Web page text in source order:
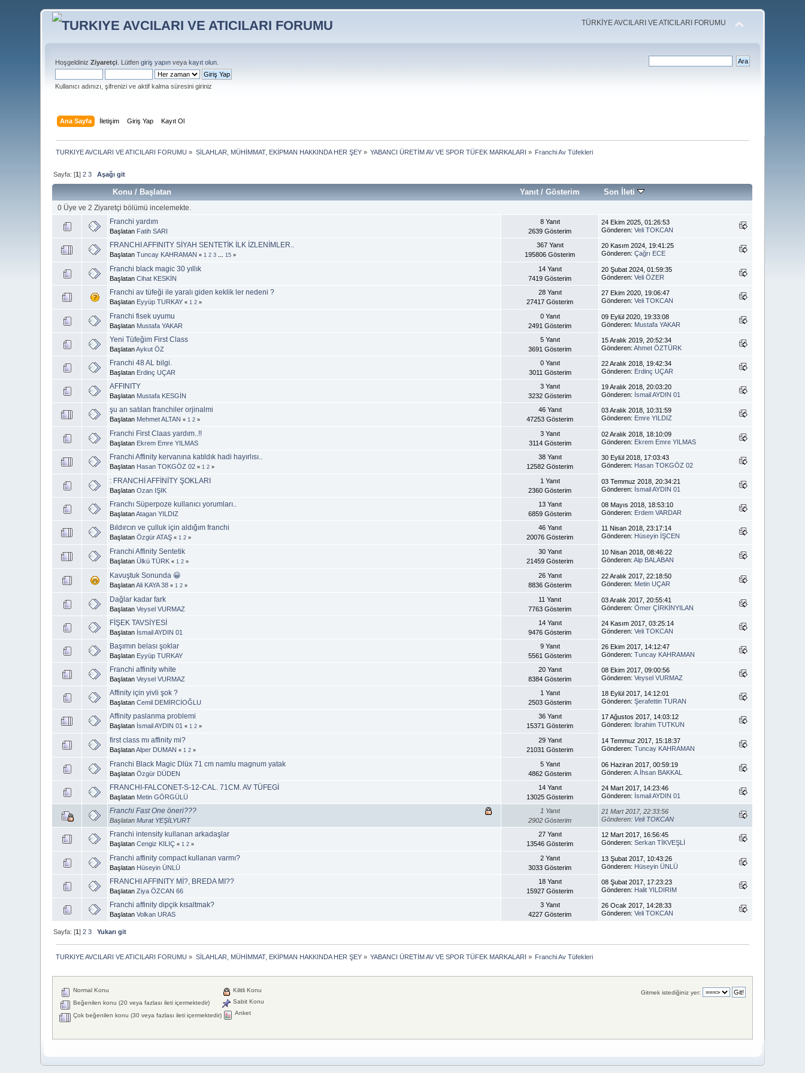
TÜRKİYE AVCILARI VE ATICILARI FORUMU
HoşgeldinizZiyaretçi . Lütfengiriş yapın veyakayıt olun
Kullanıcı adınızı, şifrenizi ve aktif kalma süresini giriniz
Ana Sayfa İletişim Giriş Yap Kayıt Ol
TURKIYE AVCILARI VE ATICILARI FORUMU » SİLAHLAR, MÜHİMMAT, EKİPMAN HAKKINDA HER ŞEY» YABANCI ÜRETİM AV VE SPOR TÜFEK MARKALARI » Franchi Av Tüfekleri
Sayfa: [1]2 3 Aşağı git
Konu /Başlatan Yanıt/ Gösterim Son İleti
0 Üye ve 2 Ziyaretçi bölümü incelemekte.
Franchi yardım
Başlatan Fatih SARI
8 Yanıt
2639 Gösterim
24 Ekim 2025, 01:26:53
Gönderen:Veli TOKCAN
FRANCHI AFFINITY SİYAH SENTETİK İLK İZLENİMLER..
BaşlatanTuncay KAHRAMAN « 1 2 3 15 »
367 Yanıt
195806 Gösterim
20 Kasım 2024, 19:41:25
Gönderen:Çağrı ECE
Franchi black magic 30 yıllık
BaşlatanCihat KESKİN
14 Yanıt
7419 Gösterim
20 Şubat 2024, 01:59:35
Gönderen:Veli ÖZER
Franchi av tüfeği ile yaralı giden keklik ler nedeni ?
Başlatan Eyyüp TURKAY « 1 2 »
28 Yanıt
27417 Gösterim
27 Ekim 2020, 19:06:47
Gönderen:Veli TOKCAN
Franchi fisek uyumu
Başlatan Mustafa YAKAR
0 Yanıt
2491 Gösterim
09 Eylül 2020, 19:33:08
Gönderen: Mustafa YAKAR
Yeni Tüfeğim First Class
BaşlatanAykut ÖZ
5 Yanıt
3691 Gösterim
15 Aralık 2019, 20:52:34
Gönderen:Ahmet ÖZTÜRK
Franchi 48 AL bilgi.
Başlatan Erdinç UÇAR
0 Yanıt
3011 Gösterim
22 Aralık 2018, 19:42:34
Gönderen: Erdinç UÇAR
AFFINITY
Başlatan Mustafa KESGİN
3 Yanıt
3232 Gösterim
19 Aralık 2018, 20:03:20
Gönderen: İsmail AYDIN 01
şu an satılan franchiler orjinalmi
Başlatan Mehmet ALTAN « 1 2 »
46 Yanıt
47253 Gösterim
03 Aralık 2018, 10:31:59
Gönderen: Emre YILDIZ
Franchi First Claas yardım..!!
Başlatan Ekrem Emre YILMAS
3 Yanıt
3114 Gösterim
02 Aralık 2018, 18:10:09
Gönderen: Ekrem Emre YILMAS
Franchi Affinity kervanına katıldık hadi hayırlısı..
Başlatan Hasan TOKGÖZ 02 « 1 2 »
38 Yanıt
12582 Gösterim
30 Eylül 2018, 17:03:43
Gönderen: Hasan TOKGÖZ 02
: FRANCHİ AFFİNİTY ŞOKLARI
BaşlatanOzan IŞIK
1 Yanıt
2360 Gösterim
03 Temmuz 2018, 20:34:21
Gönderen: İsmail AYDIN 01
Franchı Süperpoze kullanıcı yorumları..
BaşlatanAtagan YILDIZ
13 Yanıt
6859 Gösterim
08 Mayıs 2018, 18:53:10
Gönderen: Erdem VARDAR
Bıldırcın ve çulluk için aldığım franchi
BaşlatanÖzgür ATAŞ « 1 2 »
46 Yanıt
20076 Gösterim
11 Nisan 2018, 23:17:14
Gönderen: Hüseyin İŞCEN
Franchi Affinity Sentetik
BaşlatanÜlkü TÜRK « 1 2 »
30 Yanıt
21459 Gösterim
10 Nisan 2018, 08:46:22
Gönderen:Alp BALABAN
Kavuştuk Sonunda 😀
BaşlatanAli KAYA 38 « 1 2 »
26 Yanıt
8836 Gösterim
22 Aralık 2017, 22:18:50
Gönderen: Metin UÇAR
Dağlar kadar fark
BaşlatanVeysel VURMAZ
11 Yanıt
7763 Gösterim
03 Aralık 2017, 20:55:41
Gönderen:Ömer ÇİRKİNYILAN
FİŞEK TAVSİYESİ
Başlatan İsmail AYDIN 01
14 Yanıt
9476 Gösterim
24 Kasım 2017, 03:25:14
Gönderen:Veli TOKCAN
Başımın belası şoklar
Başlatan Eyyüp TURKAY
9 Yanıt
5561 Gösterim
26 Ekim 2017, 14:12:47
Gönderen:Tuncay KAHRAMAN
Franchi affinity white
BaşlatanVeysel VURMAZ
20 Yanıt
8384 Gösterim
08 Ekim 2017, 09:00:56
Gönderen:Veysel VURMAZ
Affinity için yivli şok ?
BaşlatanCemil DEMİRCİOĞLU
1 Yanıt
2503 Gösterim
18 Eylül 2017, 14:12:01
Gönderen:Şerafettin TURAN
Affinity paslanma problemi
Başlatan İsmail AYDIN 01 « 1 2 »
36 Yanıt
15371 Gösterim
17 Ağustos 2017, 14:03:12
Gönderen: İbrahim TUTKUN
first class mı affinity mi?
BaşlatanAlper DUMAN « 1 2 »
29 Yanıt
21031 Gösterim
14 Temmuz 2017, 15:18:37
Gönderen:Tuncay KAHRAMAN
Franchi Black Magic Dlüx 71 cm namlu magnum yatak
BaşlatanÖzgür DÜDEN
5 Yanıt
4862 Gösterim
06 Haziran 2017, 00:59:19
Gönderen:A.İhsan BAKKAL
FRANCHI-FALCONET-S-12-CAL. 71CM. AV TÜFEGİ
Başlatan Metin GÖRGÜLÜ
14 Yanıt
13025 Gösterim
24 Mart 2017, 14:23:46
Gönderen: İsmail AYDIN 01
Franchi Fast One öneri???
BaşlatanMurat YEŞİLYURT
1 Yanıt
2902 Gösterim
21 Mart 2017, 22:33:56
Gönderen: Veli TOKCAN
Franchi intensity kullanan arkadaşlar
BaşlatanCengiz KILIÇ « 1 2 »
27 Yanıt
13546 Gösterim
12 Mart 2017, 16:56:45
Gönderen:Serkan TİKVEŞLİ
Franchi affinity compact kullanan varmı?
Başlatan Hüseyin ÜNLÜ
2 Yanıt
3033 Gösterim
13 Şubat 2017, 10:43:26
Gönderen: Hüseyin ÜNLÜ
FRANCHI AFFINITY Mİ?, BREDA MI??
BaşlatanZiya ÖZCAN 66
18 Yanıt
15927 Gösterim
08 Şubat 2017, 17:23:23
Gönderen: Halit YILDIRIM
Franchi affinity dipçik kısaltmak?
BaşlatanVolkan URAS
3 Yanıt
4227 Gösterim
26 Ocak 2017, 14:28:33
Gönderen:Veli TOKCAN
Sayfa: [1]2 3 Yukarı git
TURKIYE AVCILARI VE ATICILARI FORUMU » SİLAHLAR, MÜHİMMAT, EKİPMAN HAKKINDA HER ŞEY» YABANCI ÜRETİM AV VE SPOR TÜFEK MARKALARI » Franchi Av Tüfekleri
Gitmek istediğiniz yer:
Normal Konu
Beğenilen konu (20 veya fazlası ileti içermektedir)
Çok beğenilen konu (30 veya fazlası ileti içermektedir)
Kilitli Konu
Sabit Konu
Anket